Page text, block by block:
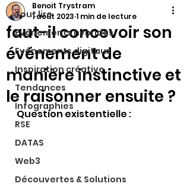
Tout lire
Evénements hybrides
Evénements digitaux
Inspiration créative
Tendances
Infographies
RSE
DATAS
Web3
Découvertes & Solutions
faut-il concevoir son
événement de
manière instinctive et
le raisonner ensuite ?
Benoit Trystram
1 août 2023 1 min de lecture
Question existentielle :